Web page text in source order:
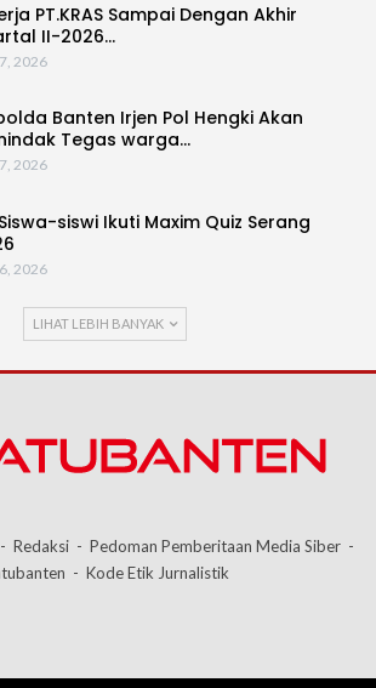
PT.KRAS Sampai Dengan Akhir
II-2026…
2026
Banten Irjen Pol Hengki Akan
Tegas warga…
2026
siswi Ikuti Maxim Quiz Serang
2026
LIHAT LEBIH BANYAK
- Redaksi - Pedoman Pemberitaan Media Siber -
- Kode Etik Jurnalistik